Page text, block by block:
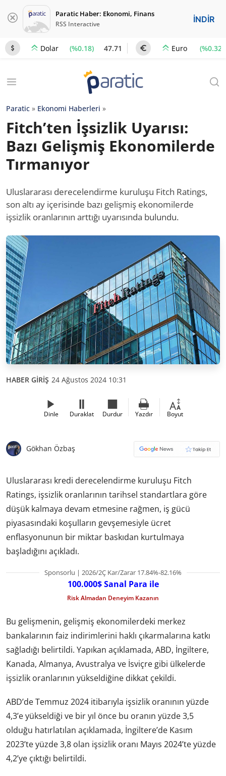
Paratic Haber: Ekonomi, Finans
RSS Interactive İNDİR
Dolar (%0.18) 47.71 Euro (%0.32)
Paratic » Ekonomi Haberleri »
Fitch’ten İşsizlik Uyarısı:
Bazı Gelişmiş Ekonomilerde
Tırmanıyor
Uluslararası derecelendirme kuruluşu Fitch Ratings,
son altı ay içerisinde bazı gelişmiş ekonomilerde
işsizlik oranlarının arttığı uyarısında bulundu.
HABER GİRİŞ 24 Ağustos 2024 10:31
Dinle Duraklat Durdur Yazdır Boyut
Gökhan Özbaş
Uluslararası kredi derecelendirme kuruluşu Fitch
Ratings, işsizlik oranlarının tarihsel standartlara göre
düşük kalmaya devam etmesine rağmen, iş gücü
piyasasındaki koşulların gevşemesiyle ücret
enflasyonunun bir miktar baskıdan kurtulmaya
başladığını açıkladı.
Sponsorlu | 2026/2Ç Kar/Zarar 17.84%-82.16%
100.000$ Sanal Para ile
Risk Almadan Deneyim Kazanın
Bu gelişmenin, gelişmiş ekonomilerdeki merkez
bankalarının faiz indirimlerini haklı çıkarmalarına katkı
sağladığı belirtildi. Yapıkan açıklamada, ABD, İngiltere,
Kanada, Almanya, Avustralya ve İsviçre gibi ülkelerde
işsizlik oranlarının yükseldiğine dikkat çekildi.
ABD’de Temmuz 2024 itibarıyla işsizlik oranının yüzde
4,3’e yükseldiği ve bir yıl önce bu oranın yüzde 3,5
olduğu hatırlatılan açıklamada, İngiltere’de Kasım
2023’te yüzde 3,8 olan işsizlik oranı Mayıs 2024’te yüzde
4,2’ye çıktığı belirtildi.